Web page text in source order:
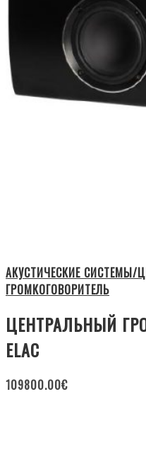
АКУСТИЧЕСКИЕ СИСТЕМЫ/
ГРОМКОГОВОРИТЕЛЬ
ЦЕНТРАЛЬНЫЙ
ELAC
109800.00€